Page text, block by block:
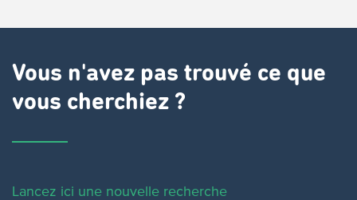
Vous n'avez pas trouvé ce que
vous cherchiez ?
Lancez ici une nouvelle recherche